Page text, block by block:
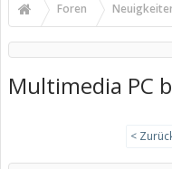
Foren
Multimedia PC
<